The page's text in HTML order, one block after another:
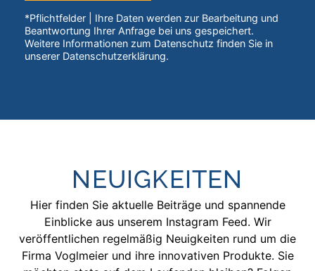
leer.
*Pflichtfelder | Ihre Daten werden zur Bearbeitung und
Beantwortung Ihrer Anfrage bei uns gespeichert.
Weitere Informationen zum Datenschutz finden Sie in
unserer Datenschutzerklärung.
NEUIGKEITEN
Hier finden Sie aktuelle Beiträge und spannende
Einblicke aus unserem Instagram Feed. Wir
veröffentlichen regelmäßig Neuigkeiten rund um die
Firma Voglmeier und ihre innovativen Produkte. Sie